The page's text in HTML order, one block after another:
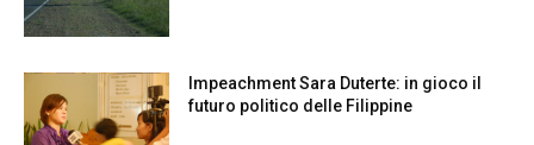
Impeachment Sara Duterte: in gioco il
futuro politico delle Filippine